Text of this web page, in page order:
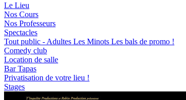
Le Lieu
Nos Cours
Nos Professeurs
Spectacles
Tout public - Adultes Les Minots Les bals de promo !
Comedy club
Location de salle
Bar Tapas
Privatisation de votre lieu !
Stages